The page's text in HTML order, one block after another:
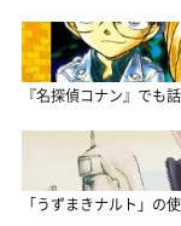
『名探偵コナン』でも
「うずまきナルト」の